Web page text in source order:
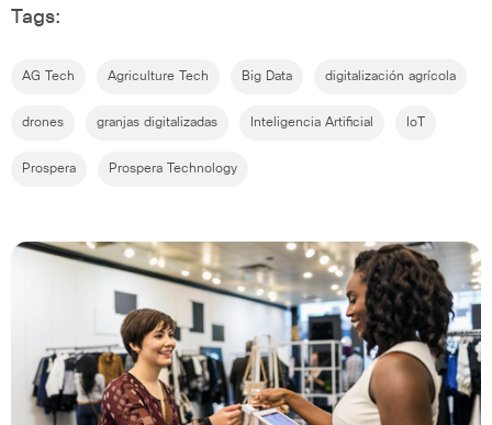
Tags:
AG Tech Agriculture Tech Big Data digitalización agrícola
drones granjas digitalizadas Inteligencia Artificial IoT
Prospera Prospera Technology